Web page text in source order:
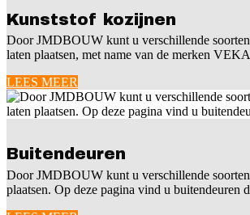
Kunststof kozijnen
Door JMDBOUW kunt u verschillende
laten plaatsen, met name van de merken
LEES MEER
Buitendeuren
Door JMDBOUW kunt u verschillende
plaatsen. Op deze pagina vind u buitendeuren